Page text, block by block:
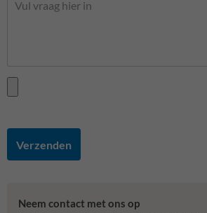
Verzenden
Neem contact met ons op